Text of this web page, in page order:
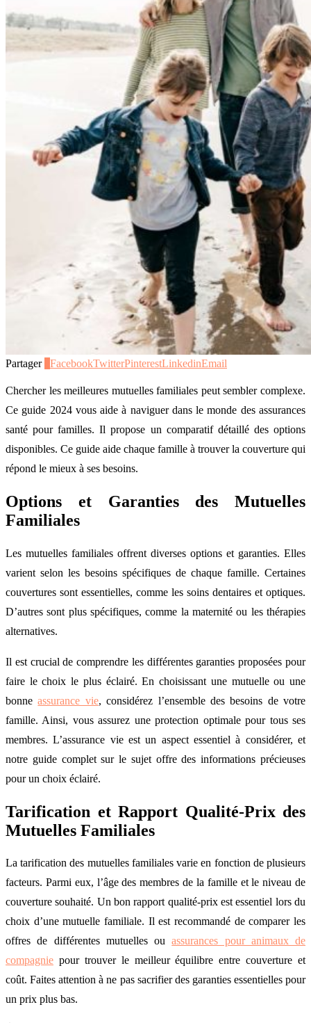
Partager FacebookTwitterPinterestLinkedinEmail
Chercher les meilleures mutuelles familiales peut sembler complexe.
Ce guide 2024 vous aide à naviguer dans le monde des assurances
santé pour familles. Il propose un comparatif détaillé des options
disponibles. Ce guide aide chaque famille à trouver la couverture qui
répond le mieux à ses besoins.
Options et Garanties des Mutuelles
Familiales
Les mutuelles familiales offrent diverses options et garanties. Elles
varient selon les besoins spécifiques de chaque famille. Certaines
couvertures sont essentielles, comme les soins dentaires et optiques.
D’autres sont plus spécifiques, comme la maternité ou les thérapies
alternatives.
Il est crucial de comprendre les différentes garanties proposées pour
faire le choix le plus éclairé. En choisissant une mutuelle ou une
bonneassurance vie, considérez l’ensemble des besoins de votre
famille. Ainsi, vous assurez une protection optimale pour tous ses
membres. L’assurance vie est un aspect essentiel à considérer, et
notre guide complet sur le sujet offre des informations précieuses
pour un choix éclairé.
Tarification et Rapport Qualité-Prix des
Mutuelles Familiales
La tarification des mutuelles familiales varie en fonction de plusieurs
facteurs. Parmi eux, l’âge des membres de la famille et le niveau de
couverture souhaité. Un bon rapport qualité-prix est essentiel lors du
choix d’une mutuelle familiale. Il est recommandé de comparer les
offres de différentes mutuelles ouassurances pour animaux de
compagnie pour trouver le meilleur équilibre entre couverture et
coût. Faites attention à ne pas sacrifier des garanties essentielles pour
un prix plus bas.